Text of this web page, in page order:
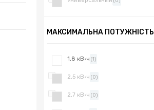
МАКСИМАЛЬНА ПОТУЖНІСТЬ
1,8 кВ·ч (1)
2,5 кВ·ч (0)
2,7 кВ·ч (0)